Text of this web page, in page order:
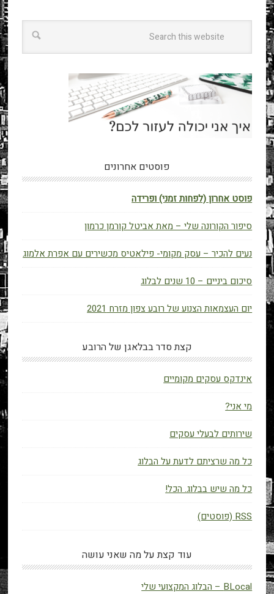
פוסטים אחרונים
פוסט אחרון (לפחות זמני) ופרידה
סיפור הקורונה שלי – מאת אביטל קורמן כרמון
נעים להכיר – עסק מקומי- פילאטיס מכשירים עם אפרת אלמוג
סיכום ביניים – 10 שנים לבלוג
יום העצמאות הצנוע של רובע צפון מזרח 2021
קצת סדר בבלאגן של הרובע
אינדקס עסקים מקומיים
מי אני?
שירותים לבעלי עסקים
כל מה שרציתם לדעת על הבלוג
כל מה שיש בבלוג. הכל!
RSS (פוסטים)
עוד קצת על מה שאני עושה
BLocal – הבלוג המקצועי שלי